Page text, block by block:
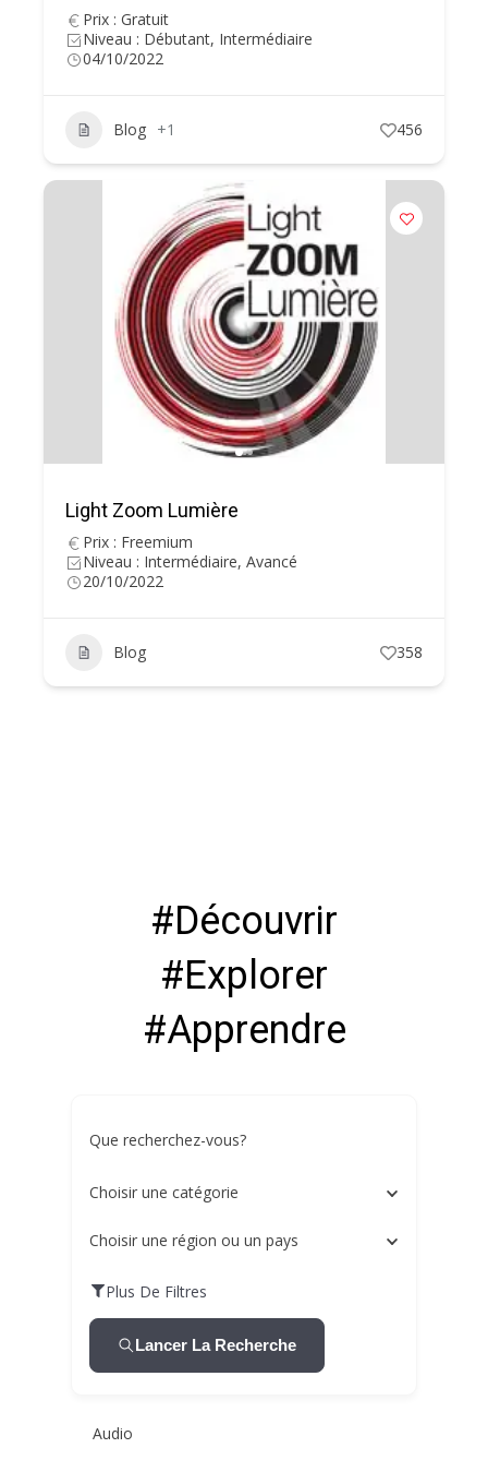
Prix : Gratuit
Niveau : Débutant, Intermédiaire
04/10/2022
Blog +1 456
Light Zoom Lumière
Prix : Freemium
Niveau : Intermédiaire, Avancé
20/10/2022
Blog 358
#Découvrir
#Explorer
#Apprendre
Que recherchez-vous?
Choisir une catégorie
Choisir une région ou un pays
Plus De Filtres
Lancer La Recherche
Audio